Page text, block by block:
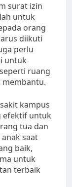
surat izin
untuk
orang
diikuti
perlu
untuk
ruang
membantu.
kampus
efektif untuk
tua dan
saat
baik,
untuk
terbaik